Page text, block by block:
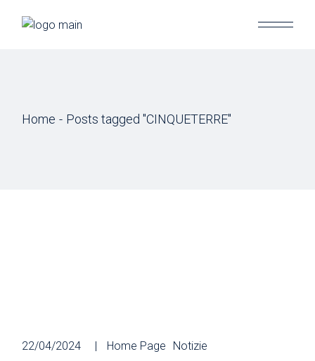
Home Posts tagged "CINQUETERRE"
22/04/2024 Home Page Notizie